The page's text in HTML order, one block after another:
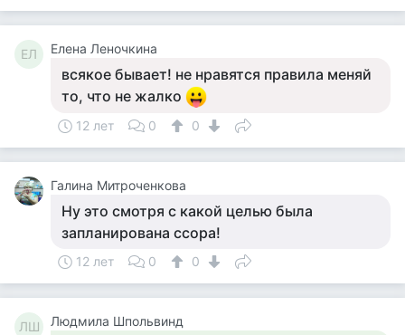
ЕЛ Елена Леночкина
всякое бывает! не нравятся правила меняй
то, что не жалко
12 лет 0 0
Галина Митроченкова
Ну это смотря с какой целью была
запланирована ссора!
12 лет 0 0
ЛШ Людмила Шпольвинд